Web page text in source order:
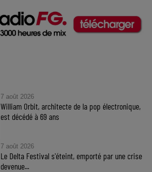
7 août 2026
William Orbit, architecte de la pop électronique,
est décédé à 69 ans
7 août 2026
Le Delta Festival s'éteint, emporté par une crise
devenue...